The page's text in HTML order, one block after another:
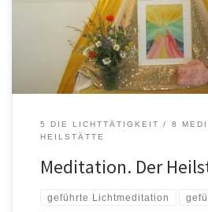
und stellen sie den anderen
jeder Mensch hat sie in sich und
5 DIE LICHTTÄTIGKEIT
8
HEILSTÄTTE
Meditation. Der
geführte Lichtmeditation